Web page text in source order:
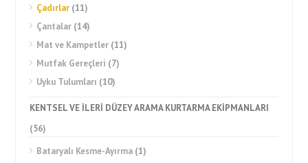
Çadırlar (11)
Çantalar (14)
Mat ve Kampetler (11)
Mutfak Gereçleri (7)
Uyku Tulumları (10)
KENTSEL VE İLERİ DÜZEY ARAMA KURTARMA EKİPMANLARI
(56)
Bataryalı Kesme-Ayırma (1)